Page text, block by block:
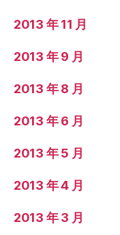
2013 年 11 月
2013 年 9 月
2013 年 8 月
2013 年 6 月
2013 年 5 月
2013 年 4 月
2013 年 3 月